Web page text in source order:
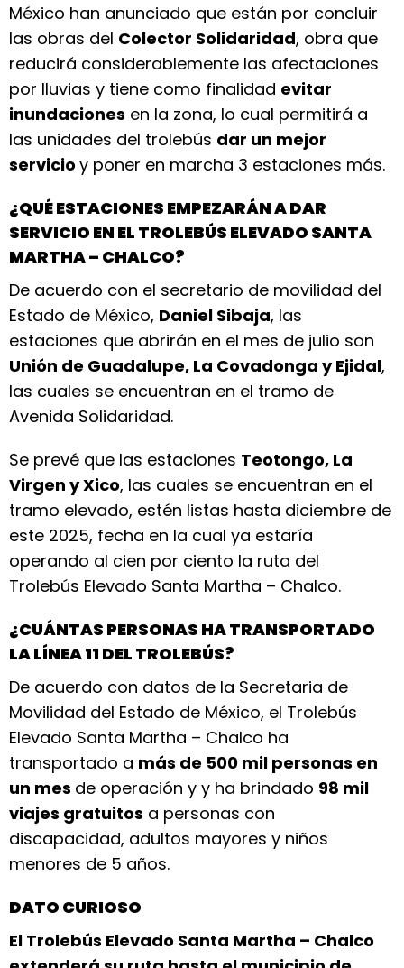
México han anunciado que están por concluir
las obras del Colector Solidaridad, obra que
reducirá considerablemente las afectaciones
por lluvias y tiene como finalidad evitar
inundaciones en la zona, lo cual permitirá a
las unidades del trolebús dar un mejor
servicio y poner en marcha 3 estaciones más.
¿QUÉ ESTACIONES EMPEZARÁN A DAR
SERVICIO EN EL TROLEBÚS ELEVADO SANTA
MARTHA – CHALCO?
De acuerdo con el secretario de movilidad del
Estado de México, Daniel Sibaja, las
estaciones que abrirán en el mes de julio son
Unión de Guadalupe, La Covadonga y Ejidal,
las cuales se encuentran en el tramo de
Avenida Solidaridad.
Se prevé que las estaciones Teotongo, La
Virgen y Xico, las cuales se encuentran en el
tramo elevado, estén listas hasta diciembre de
este 2025, fecha en la cual ya estaría
operando al cien por ciento la ruta del
Trolebús Elevado Santa Martha – Chalco.
¿CUÁNTAS PERSONAS HA TRANSPORTADO
LA LÍNEA 11 DEL TROLEBÚS?
De acuerdo con datos de la Secretaria de
Movilidad del Estado de México, el Trolebús
Elevado Santa Martha – Chalco ha
transportado a más de 500 mil personas en
un mes de operación y y ha brindado 98 mil
viajes gratuitos a personas con
discapacidad, adultos mayores y niños
menores de 5 años.
DATO CURIOSO
El Trolebús Elevado Santa Martha – Chalco